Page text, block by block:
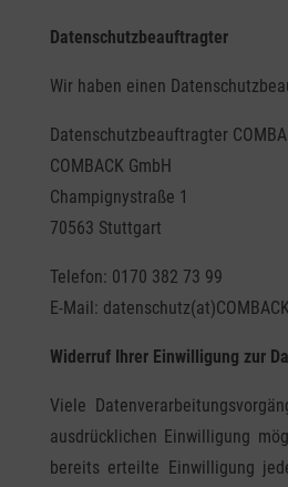
Datenschutz­beauftragter
Wir haben einen
Datenschutzbeauftragter
COMBACK GmbH
Champignystraße 1
70563 Stuttgart
Telefon: 0170 382 73 99
E-Mail:
Widerruf Ihrer Einwilligung zur
Viele
ausdrücklichen Einwilligung
bereits erteilte Einwilligung